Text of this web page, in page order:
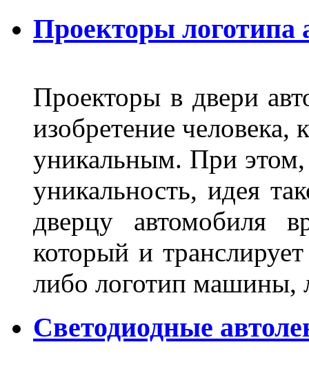
Проекторы логотипа
Проекторы в двери
изобретение человека,
уникальным. При этом,
уникальность, идея
дверцу автомобиля
который и
либо логотип машины,
Светодиодные